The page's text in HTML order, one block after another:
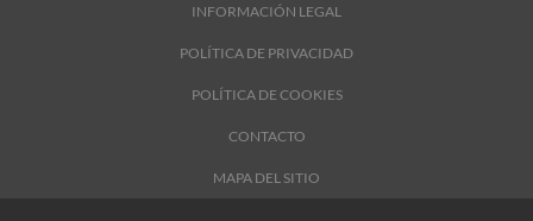
INFORMACIÓN LEGAL
POLÍTICA DE PRIVACIDAD
POLÍTICA DE COOKIES
CONTACTO
MAPA DEL SITIO